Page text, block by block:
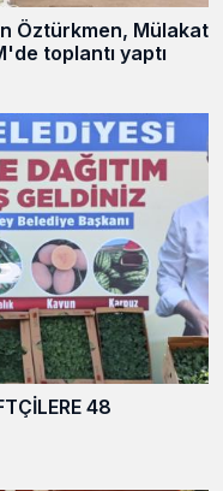
Öztürkmen, Mülakat
toplantı yaptı
48